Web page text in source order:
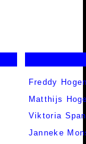
Freddy
Matthijs
Viktoria
Janneke